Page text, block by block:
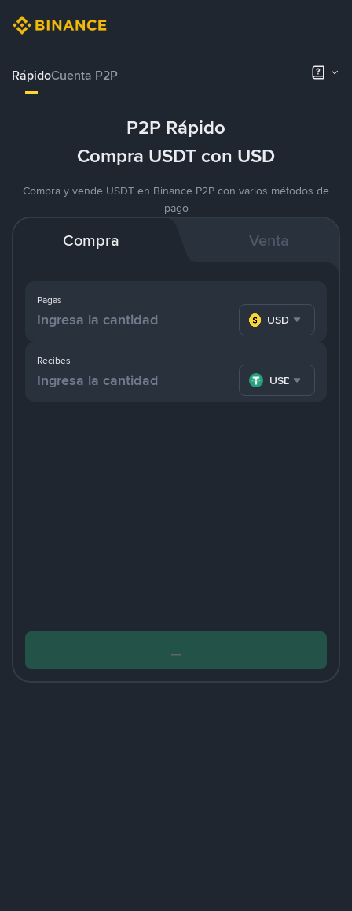
RápidoCuenta P2P
P2P Rápido
Compra USDT con USD
Compra y vende USDT en Binance P2P con varios métodos de
pago
Compra Venta
Pagas
USD
Recibes
USDT